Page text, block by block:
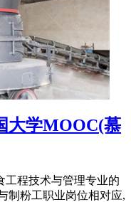
大学MOOC(慕
工程技术与管理专业的
制粉工职业岗位相对应,